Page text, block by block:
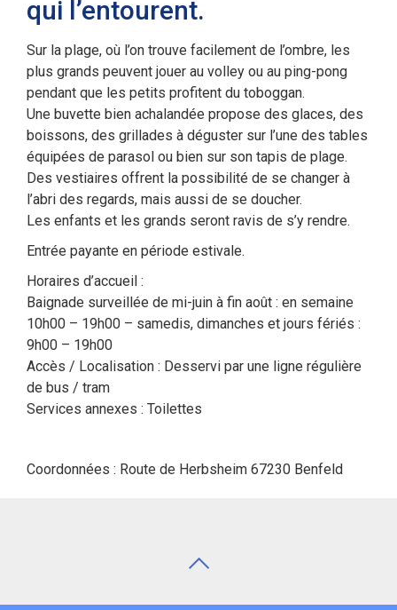
qui l’entourent.
Sur la plage, où l’on trouve facilement de l’ombre, les
plus grands peuvent jouer au volley ou au ping-pong
pendant que les petits profitent du toboggan.
Une buvette bien achalandée propose des glaces, des
boissons, des grillades à déguster sur l’une des tables
équipées de parasol ou bien sur son tapis de plage.
Des vestiaires offrent la possibilité de se changer à
l’abri des regards, mais aussi de se doucher.
Les enfants et les grands seront ravis de s’y rendre.
Entrée payante en période estivale.
Horaires d’accueil :
Baignade surveillée de mi-juin à fin août : en semaine
10h00 – 19h00 – samedis, dimanches et jours fériés :
9h00 – 19h00
Accès / Localisation : Desservi par une ligne régulière
de bus / tram
Services annexes : Toilettes
Coordonnées : Route de Herbsheim 67230 Benfeld